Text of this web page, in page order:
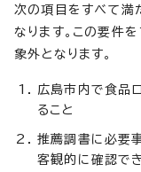
次の項目をすべて満
なります。この要件
象外となります。
広島市内で食品
ること
推薦調書に必要
客観的に確認で